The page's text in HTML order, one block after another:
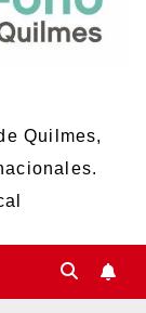
Quilmes,